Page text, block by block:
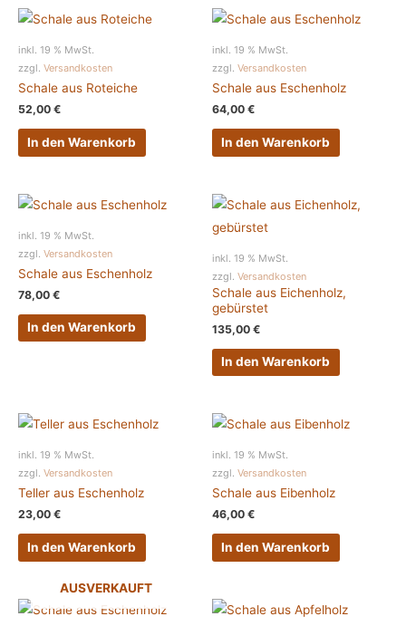
inkl. 19 % MwSt.
zzgl. Versandkosten
Schale aus Roteiche
52,00 €
In den Warenkorb
inkl. 19 % MwSt.
zzgl. Versandkosten
Schale aus Eschenholz
64,00 €
In den Warenkorb
inkl. 19 % MwSt.
zzgl. Versandkosten
Schale aus Eschenholz
78,00 €
In den Warenkorb
inkl. 19 % MwSt.
zzgl. Versandkosten
Schale aus Eichenholz,
gebürstet
135,00 €
In den Warenkorb
inkl. 19 % MwSt.
zzgl. Versandkosten
Teller aus Eschenholz
23,00 €
In den Warenkorb
inkl. 19 % MwSt.
zzgl. Versandkosten
Schale aus Eibenholz
46,00 €
In den Warenkorb
AUSVERKAUFT